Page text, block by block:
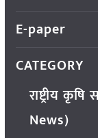
E-paper
CATEGORY
राष्ट्रीय
News)